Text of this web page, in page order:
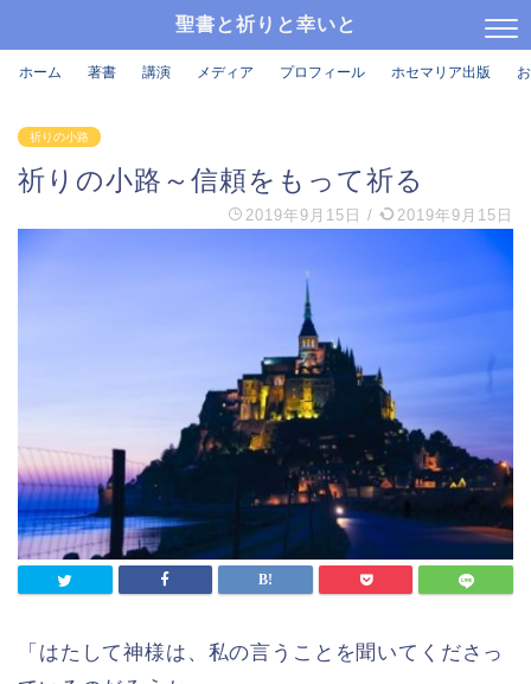
聖書と祈りと幸いと
ホーム 著書 講演 メディア プロフィール ホセマリア出版
祈りの小路
祈りの小路～信頼をもって祈る
2019年9月15日 / 2019年9月15日
「はたして神様は、私の言うことを聞いてくださっ